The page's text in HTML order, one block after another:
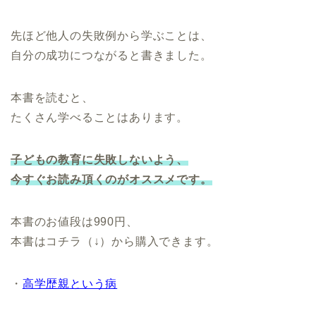
先ほど他人の失敗例から学ぶことは、
自分の成功につながると書きました。
本書を読むと、
たくさん学べることはあります。
子どもの教育に失敗しないよう、
今すぐお読み頂くのがオススメです。
本書のお値段は990円、
本書はコチラ（↓）から購入できます。
・ 高学歴親という病